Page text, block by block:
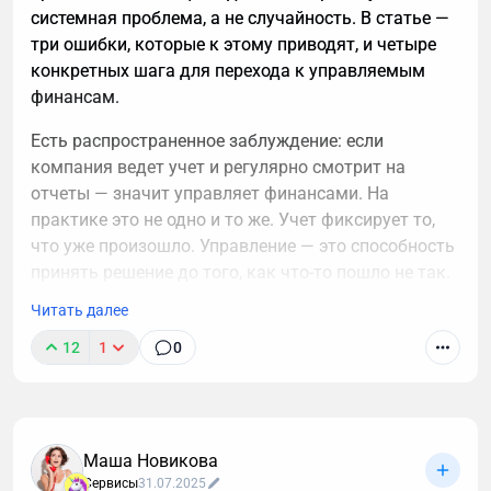
системная проблема, а не случайность. В статье —
три ошибки, которые к этому приводят, и четыре
конкретных шага для перехода к управляемым
финансам.
Есть распространенное заблуждение: если
компания ведет учет и регулярно смотрит на
отчеты — значит управляет финансами. На
практике это не одно и то же. Учет фиксирует то,
что уже произошло. Управление — это способность
принять решение до того, как что-то пошло не так.
В чем проблема
решение о новом проекте. Через две недели
возникает кассовый разрыв — нет денег на
Читать далее
12 1 0
Маша Новикова
Сервисы31.07.2025